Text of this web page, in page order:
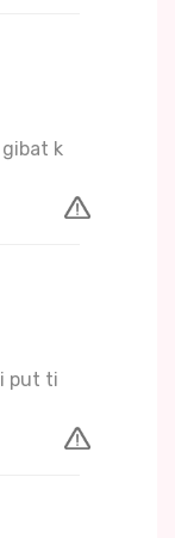
k
put ti